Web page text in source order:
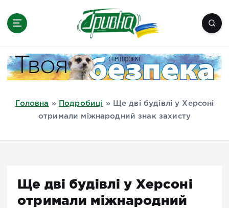
Миколаїв, Одеса, Мелітополь
Головна » Подробиці »
Ще дві будівлі у Херсоні
отримали міжнародний знак захисту
Ще дві будівлі у Херсоні
отримали міжнародний